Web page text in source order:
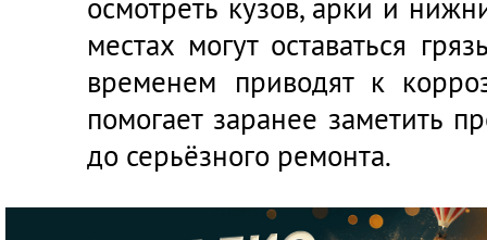
осмотреть кузов, арки и
местах могут оставаться
временем приводят к
помогает заранее заметить
до серьёзного ремонта.